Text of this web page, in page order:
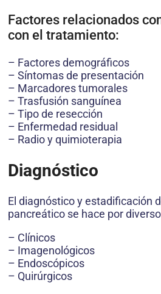
Factores relacionados
con el tratamiento:
– Factores demográficos
– Síntomas de presentación
– Marcadores tumorales
– Trasfusión sanguínea
– Tipo de resección
– Enfermedad residual
– Radio y quimioterapia
Diagnóstico
El diagnóstico y estadificación
pancreático se hace por
– Clínicos
– Imagenológicos
– Endoscópicos
– Quirúrgicos